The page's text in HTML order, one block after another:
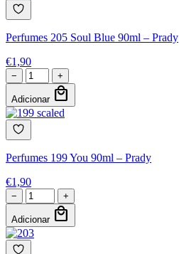
Perfumes 205 Soul Blue 90ml – Prady
€1,90
− +
Adicionar local_mall
Perfumes 199 You 90ml – Prady
€1,90
− +
Adicionar local_mall